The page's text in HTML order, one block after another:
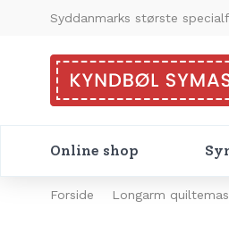
Syddanmarks største
Online shop
Forside Longarm